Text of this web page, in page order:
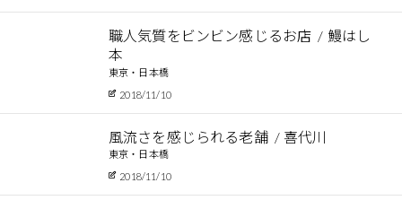
職人気質をビンビン感じるお店
鰻はし
本
東京・日本橋
2018/11/10
風流さを感じられる老舗 喜代川
東京・日本橋
2018/11/10